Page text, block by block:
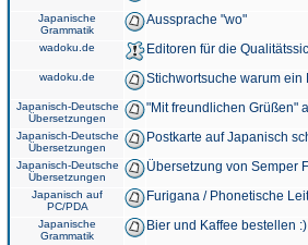
Japanische
Grammatik
Aussprache "wo"
wadoku.de Editoren für die
wadoku.de Stichwortsuche warum
Japanisch-Deutsche
Übersetzungen
"Mit freundlichen Grüßen"
Japanisch-Deutsche
Übersetzungen
Postkarte auf Japanisch
Japanisch-Deutsche
Übersetzungen
Übersetzung von Semper
Japanisch auf
PC/PDA
Furigana / Phonetische
Japanische
Grammatik
Bier und Kaffee bestellen :)